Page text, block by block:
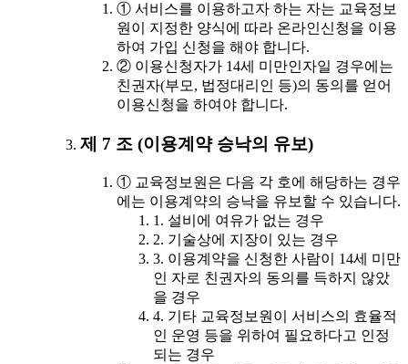
① 서비스를 이용하고자 하는 자는 교육정보
원이 지정한 양식에 따라 온라인신청을 이용
하여 가입 신청을 해야 합니다.
② 이용신청자가 14세 미만인자일 경우에는
친권자(부모, 법정대리인 등)의 동의를 얻어
이용신청을 하여야 합니다.
제 7 조 (이용계약 승낙의 유보)
① 교육정보원은 다음 각 호에 해당하는 경우
에는 이용계약의 승낙을 유보할 수 있습니다.
1. 설비에 여유가 없는 경우
2. 기술상에 지장이 있는 경우
3. 이용계약을 신청한 사람이 14세 미만
인 자로 친권자의 동의를 득하지 않았
을 경우
4. 기타 교육정보원이 서비스의 효율적
인 운영 등을 위하여 필요하다고 인정
되는 경우